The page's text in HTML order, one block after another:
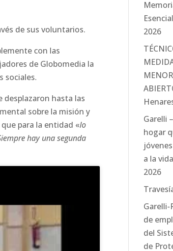
de sus voluntarios.
con las
de Globomedia la
sociales.
hasta las
sobre la misión y
para la entidad «lo
hay una segunda
2026
Garelli
hogar
a la
2026
Garelli-
de
del
de